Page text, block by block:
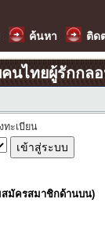
ค้นหา ติด
นไทยผู้รักกล
ทะเบียน
สมัครสมาชิกด้านบน)